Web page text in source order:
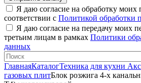
Я даю согласие на обработку
соответствии с Политикой обработки
Я даю согласие на передачу моих
третьим лицам в рамках Политики
данных
ГлавнаяКаталогТехника для кухни
газовых плитБлок розжига 4-х